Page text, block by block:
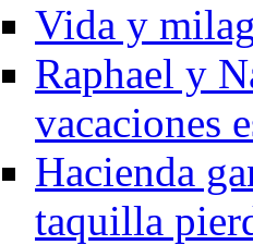
Vida y
Raphael y
vacaciones
Hacienda
taquilla